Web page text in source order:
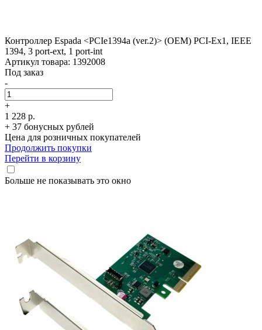
Контроллер Espada <PCIe1394a (ver.2)> (OEM) PCI-Ex1, IEEE
1394, 3 port-ext, 1 port-int
Артикул товара: 1392008
Под заказ
-
+
1 228 р.
+ 37 бонусных рублей
Цена для розничных покупателей
Продолжить покупки
Перейти в корзину
Больше не показывать это окно